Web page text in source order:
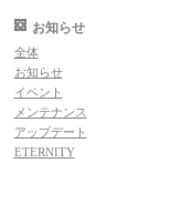
お知らせ
全体
お知らせ
イベント
メンテナンス
アップデート
ETERNITY